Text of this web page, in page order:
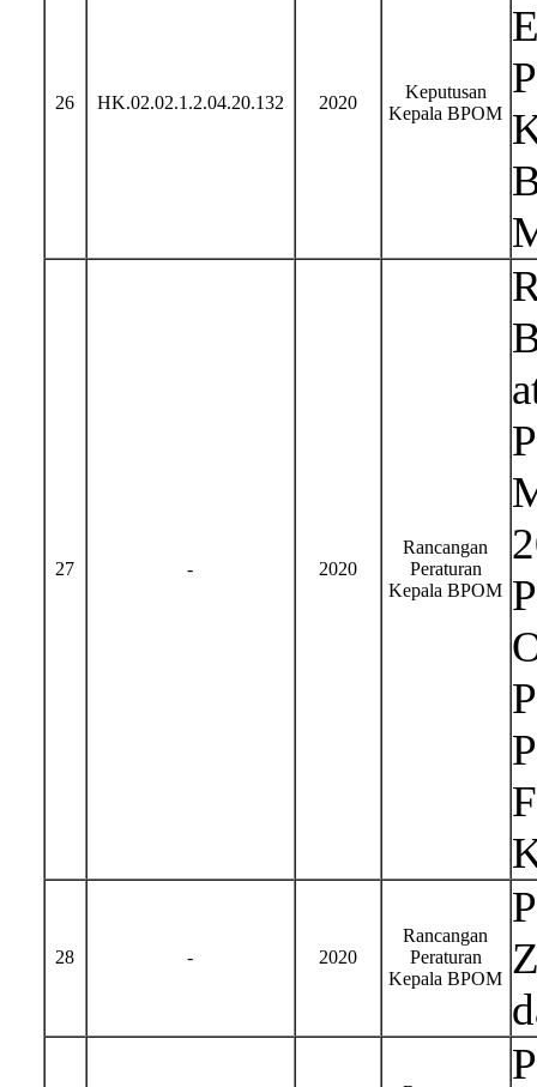
26 HK.02.02.1.2.04.20.132 2020
Keputusan
Kepala BPOM
27 - 2020
Rancangan
Peraturan
Kepala BPOM
28 - 2020
Rancangan
Peraturan
Kepala BPOM